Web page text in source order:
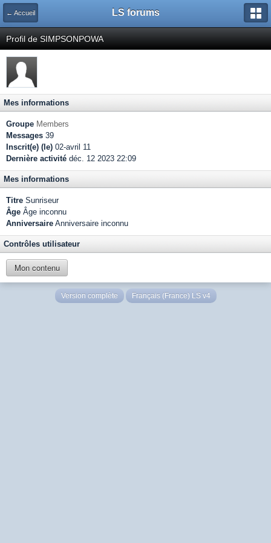
← Accueil LS forums
Profil de SIMPSONPOWA
Mes informations
Groupe Members
Messages 39
Inscrit(e) (le) 02-avril 11
Dernière activité déc. 12 2023 22:09
Mes informations
Titre Sunriseur
Âge Âge inconnu
Anniversaire Anniversaire inconnu
Contrôles utilisateur
Mon contenu
Version complète Français (France) LS v4